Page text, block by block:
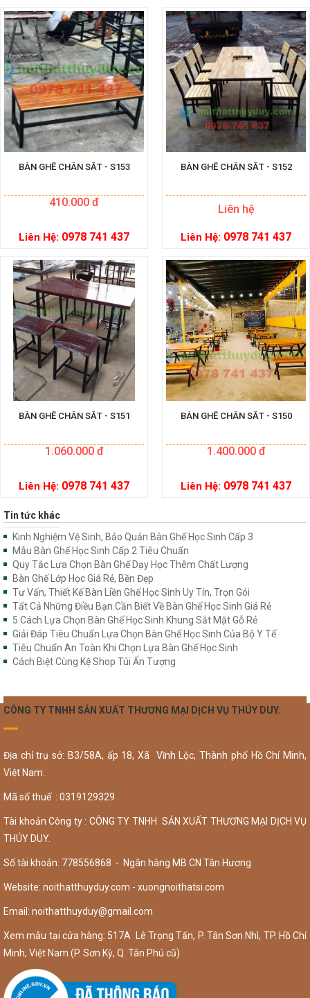
BÀN GHẾ CHÂN SẮT - S153
410.000 đ
Liên Hệ: 0978 741 437
BÀN GHẾ CHÂN SẮT - S152
Liên hệ
Liên Hệ: 0978 741 437
BÀN GHẾ CHÂN SẮT - S151
1.060.000 đ
Liên Hệ: 0978 741 437
BÀN GHẾ CHÂN SẮT - S150
1.400.000 đ
Liên Hệ: 0978 741 437
Tin tức khác
Kinh Nghiệm Vệ Sinh, Bảo Quản Bàn Ghế Học Sinh Cấp 3
Mẫu Bàn Ghế Học Sinh Cấp 2 Tiêu Chuẩn
Quy Tắc Lựa Chọn Bàn Ghế Dạy Học Thêm Chất Lượng
Bàn Ghế Lớp Học Giá Rẻ, Bền Đẹp
Tư Vấn, Thiết Kế Bàn Liền Ghế Học Sinh Uy Tín, Trọn Gói
Tất Cả Những Điều Bạn Cần Biết Về Bàn Ghế Học Sinh Giá Rẻ
5 Cách Lựa Chọn Bàn Ghế Học Sinh Khung Sắt Mặt Gỗ Rẻ
Giải Đáp Tiêu Chuẩn Lựa Chọn Bàn Ghế Học Sinh Của Bộ Y Tế
Tiêu Chuẩn An Toàn Khi Chọn Lựa Bàn Ghế Học Sinh
Cách Biệt Cùng Kệ Shop Túi Ấn Tượng
CÔNG TY TNHH SẢN XUẤT THƯƠNG MẠI DỊCH VỤ THÚY DUY.
Địa chỉ trụ sở: B3/58A, ấp 18, Xã Vĩnh Lộc, Thành phố Hồ Chí Minh,
Việt Nam.
Mã số thuế : 0319129329
Tài khoản Công ty : CÔNG TY TNHH SẢN XUẤT THƯƠNG MẠI DỊCH VỤ
THÚY DUY.
Số tài khoản: 778556868 - Ngân hàng MB CN Tân Hương
Website: noithatthuyduy.com - xuongnoithatsi.com
Email: noithatthuyduy@gmail.com
Xem mẫu tại cửa hàng: 517A Lê Trọng Tấn, P. Tân Sơn Nhì, TP. Hồ Chí
Minh, Việt Nam (P. Sơn Kỳ, Q. Tân Phú cũ)